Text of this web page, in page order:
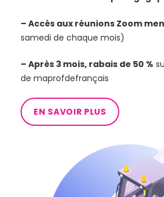
– Accès aux réunions Zoom
samedi de chaque mois)
– Après 3 mois, rabais de 50 %
de maprofdefrançais
EN SAVOIR PLUS